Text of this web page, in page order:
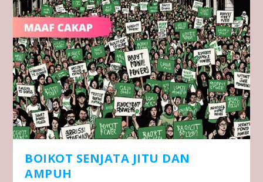
BOIKOT SENJATA JITU DAN
AMPUH